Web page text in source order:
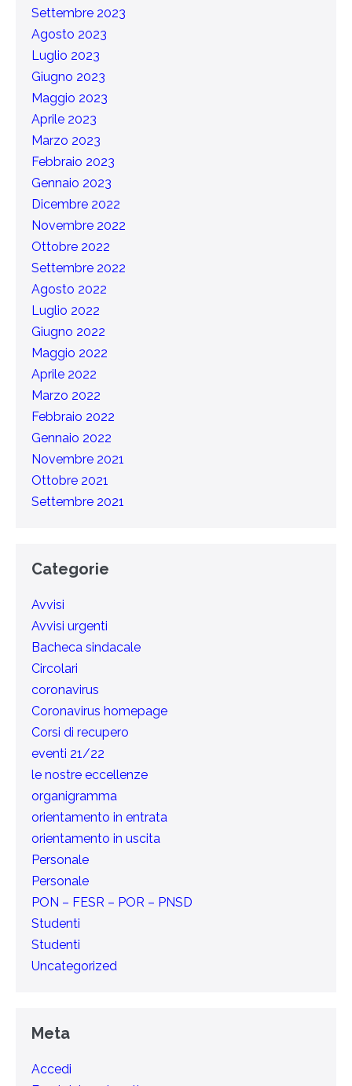
Settembre 2023
Agosto 2023
Luglio 2023
Giugno 2023
Maggio 2023
Aprile 2023
Marzo 2023
Febbraio 2023
Gennaio 2023
Dicembre 2022
Novembre 2022
Ottobre 2022
Settembre 2022
Agosto 2022
Luglio 2022
Giugno 2022
Maggio 2022
Aprile 2022
Marzo 2022
Febbraio 2022
Gennaio 2022
Novembre 2021
Ottobre 2021
Settembre 2021
Categorie
Avvisi
Avvisi urgenti
Bacheca sindacale
Circolari
coronavirus
Coronavirus homepage
Corsi di recupero
eventi 21/22
le nostre eccellenze
organigramma
orientamento in entrata
orientamento in uscita
Personale
Personale
PON – FESR – POR – PNSD
Studenti
Studenti
Uncategorized
Meta
Accedi